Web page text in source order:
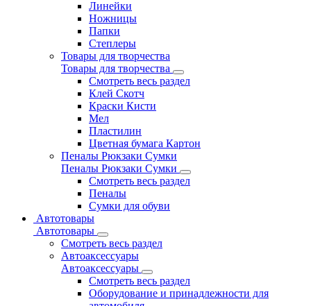
Линейки
Ножницы
Папки
Степлеры
Товары для творчества
Товары для творчества
Смотреть весь раздел
Клей Скотч
Краски Кисти
Мел
Пластилин
Цветная бумага Картон
Пеналы Рюкзаки Сумки
Пеналы Рюкзаки Сумки
Смотреть весь раздел
Пеналы
Сумки для обуви
Автотовары
Автотовары
Смотреть весь раздел
Автоаксессуары
Автоаксессуары
Смотреть весь раздел
Оборудование и принадлежности для